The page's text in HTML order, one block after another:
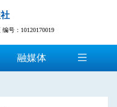
号：10120170019
融媒体